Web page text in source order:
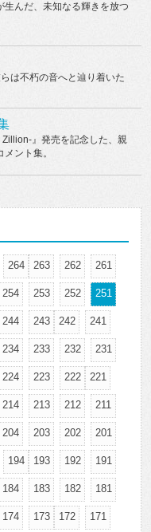
生んだ、未知なる輝きを放つ
は不朽の音へと辿り着いた
』発売を記念した、親
ント集。
264 263 262 261
254 253 252 251
244 243 242 241
234 233 232 231
224 223 222 221
214 213 212 211
204 203 202 201
194 193 192 191
184 183 182 181
174 173 172 171